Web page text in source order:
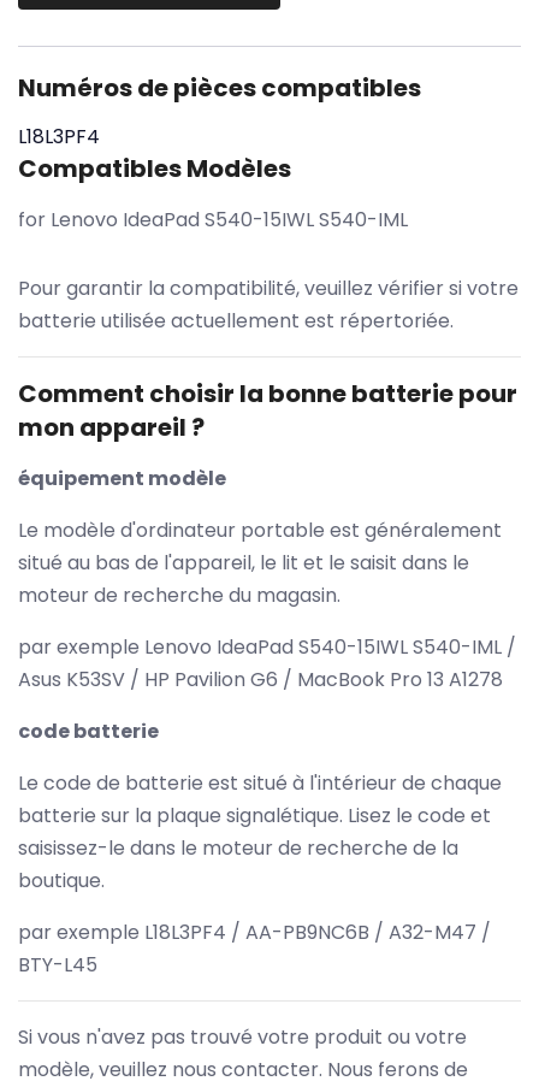
Numéros de pièces compatibles
L18L3PF4
Compatibles Modèles
for Lenovo IdeaPad S540-15IWL S540-IML
Pour garantir la compatibilité, veuillez vérifier si votre
batterie utilisée actuellement est répertoriée.
Comment choisir la bonne batterie pour
mon appareil ?
équipement modèle
Le modèle d'ordinateur portable est généralement
situé au bas de l'appareil, le lit et le saisit dans le
moteur de recherche du magasin.
par exemple Lenovo IdeaPad S540-15IWL S540-IML /
Asus K53SV / HP Pavilion G6 / MacBook Pro 13 A1278
code batterie
Le code de batterie est situé à l'intérieur de chaque
batterie sur la plaque signalétique. Lisez le code et
saisissez-le dans le moteur de recherche de la
boutique.
par exemple L18L3PF4 / AA-PB9NC6B / A32-M47 /
BTY-L45
Si vous n'avez pas trouvé votre produit ou votre
modèle, veuillez nous contacter. Nous ferons de